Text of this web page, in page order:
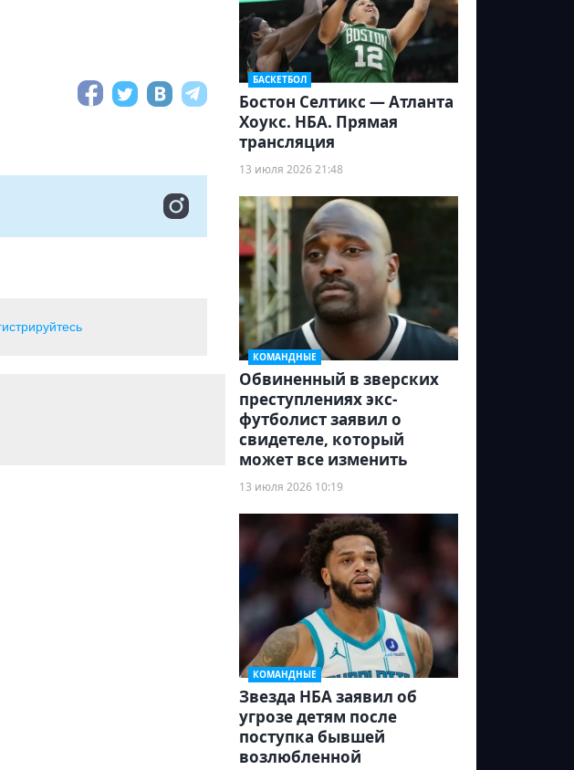
БАСКЕТБОЛ
Бостон Селтикс — Атланта
Хоукс. НБА. Прямая
трансляция
13 июля 2026 21:48
КОМАНДНЫЕ
Обвиненный в зверских
преступлениях экс-
футболист заявил о
свидетеле, который
может все изменить
13 июля 2026 10:19
КОМАНДНЫЕ
Звезда НБА заявил об
угрозе детям после
поступка бывшей
возлюбленной